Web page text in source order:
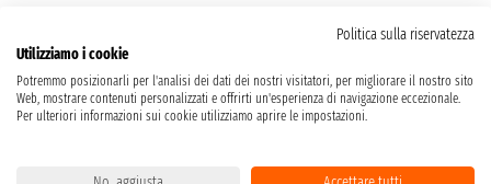
Politica sulla riservatezza
Utilizziamo i cookie
Potremmo posizionarli per l'analisi dei dati dei nostri visitatori, per migliorare il nostro sito
Web, mostrare contenuti personalizzati e offrirti un'esperienza di navigazione eccezionale.
Per ulteriori informazioni sui cookie utilizziamo aprire le impostazioni.